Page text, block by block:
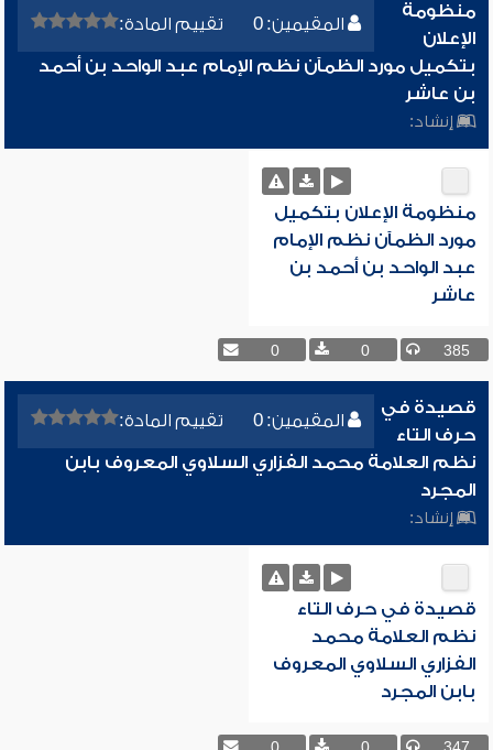
المقيمين: 0 تقييم المادة:
منظومة
الإعلان
بتكميل مورد الظمآن نظم الإمام عبد الواحد بن أحمد
بن عاشر
إنشاد:
منظومة الإعلان بتكميل
مورد الظمآن نظم الإمام
عبد الواحد بن أحمد بن
عاشر
385
0
0
المقيمين: 0 تقييم المادة:
قصيدة في
حرف التاء
نظم العلامة محمد الفزاري السلاوي المعروف بابن
المجرد
إنشاد:
قصيدة في حرف التاء
نظم العلامة محمد
الفزاري السلاوي المعروف
بابن المجرد